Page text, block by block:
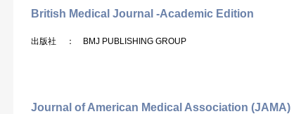
British Medical Journal -Academic Edition
出版社 ： BMJ PUBLISHING GROUP
Journal of American Medical Association (JAMA)